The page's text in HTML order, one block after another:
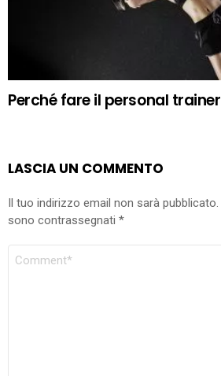
Perché fare il personal trainer
LASCIA UN COMMENTO
Il tuo indirizzo email non sarà pubblicato.
sono contrassegnati *
COMMENTO